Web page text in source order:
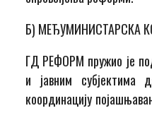
Б) МЕЂУМИНИСТАРСКА
ГД РЕФОРМ пружио је
и јавним субјектима
координацију